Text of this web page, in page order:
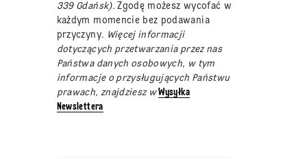
339 Gdańsk).Zgodę możesz wycofać w
każdym momencie bez podawania
przyczyny. Więcej informacji
dotyczących przetwarzania przez nas
Państwa danych osobowych, w tym
informacje o przysługujących Państwu
prawach, znajdziesz wWysyłka
Newslettera